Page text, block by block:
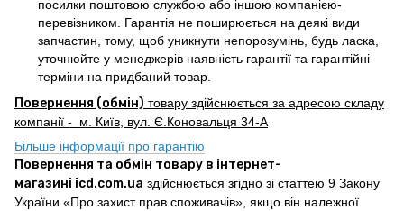
посилки поштовою службою або іншою компанією-
перевізником. Гарантія не поширюється на деякі види
запчастин, тому, щоб уникнути непорозумінь, будь ласка,
уточнюйте у менеджерів наявність гарантії та гарантійні
терміни на придбаний товар.
Повернення (обмін) товару здійснюється за адресою складу
компанії - м. Київ, вул. Є.Коновальця 34-А
Більше інформації про гарантію
Повернення та обмін товару в інтернет-
магазині icd.com.ua здійснюється згідно зі статтею 9 Закону
України «Про захист прав споживачів», якщо він належної